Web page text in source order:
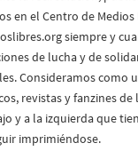
en el Centro de Medios
siempre y
de lucha y de
Consideramos como
revistas y fanzines
y a la izquierda que
imprimiéndose.